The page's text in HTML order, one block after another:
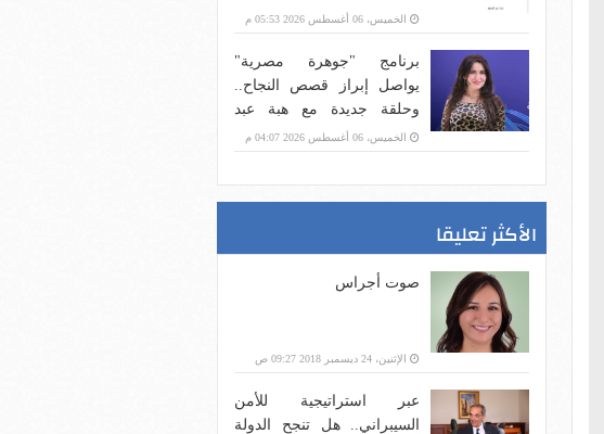
بالجامعات
الخميس، 06 أغسطس 2026 05:53 م
برنامج "جوهرة مصرية"
يواصل إبراز قصص النجاح..
وحلقة جديدة مع هبة عبد
الفتاح غدًا على CBC
الخميس، 06 أغسطس 2026 04:07 م
الأكثر تعليقا
صوت أجراس
الإثنين، 24 ديسمبر 2018 09:27 ص
عبر استراتيجية للأمن
السيبراني.. هل تنجح الدولة